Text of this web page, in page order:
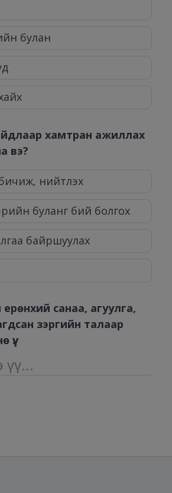
булан
хамтран ажиллах
вэ?
нийтлэх
буланг бий болгох
байршуулах
санаа, агуулга,
зэргийн талаар